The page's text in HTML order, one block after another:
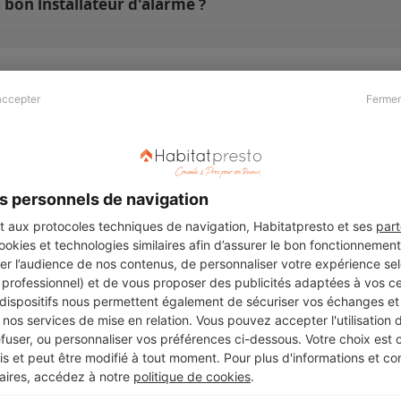
personnels de navigation
aux protocoles techniques de navigation, Habitatpresto et ses
et technologies similaires afin d’assurer le bon
l’audience de nos contenus, de personnaliser votre expérience
et de vous proposer des publicités adaptées à vos
nous permettent également de sécuriser vos échanges
services de mise en relation. Vous pouvez accepter l'utilisation
ou personnaliser vos préférences ci-dessous. Votre choix est
et peut être modifié à tout moment. Pour plus d'informations et
accédez à notre politique de cookies.
Revue de presse
Légal
Charte cookies
Suivez-nous